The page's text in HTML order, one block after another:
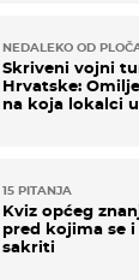
NEDALEKO OD
Skriveni vojni
Hrvatske:
na koja lokalci
15 PITANJA
Kviz općeg
pred kojima se
sakriti